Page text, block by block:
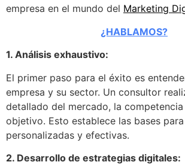
empresa en el mundo del Marketing
¿HABLAMOS?
1. Análisis exhaustivo:
El primer paso para el éxito es
empresa y su sector. Un consultor
detallado del mercado, la
objetivo. Esto establece las bases
personalizadas y efectivas.
2. Desarrollo de estrategias digitales: